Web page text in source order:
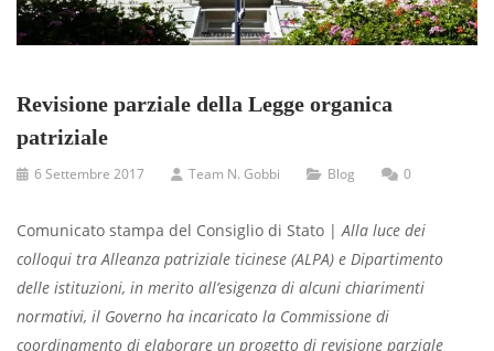
Revisione parziale della Legge organica
patriziale
6 Settembre 2017 Team N. Gobbi Blog 0
Comunicato stampa del Consiglio di Stato |Alla luce dei
colloqui tra Alleanza patriziale ticinese (ALPA) e Dipartimento
delle istituzioni, in merito all’esigenza di alcuni chiarimenti
normativi, il Governo ha incaricato la Commissione di
coordinamento di elaborare un progetto di revisione parziale